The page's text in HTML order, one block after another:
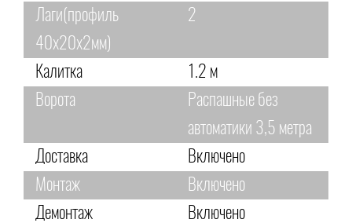
Лаги(профиль
40х20х2мм)
2
Калитка
1.2 м
Ворота
Распашные без
автоматики 3,5 метра
Доставка
Включено
Монтаж
Включено
Демонтаж
Включено